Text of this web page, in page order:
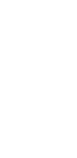
PYYDÄ TARJOUS